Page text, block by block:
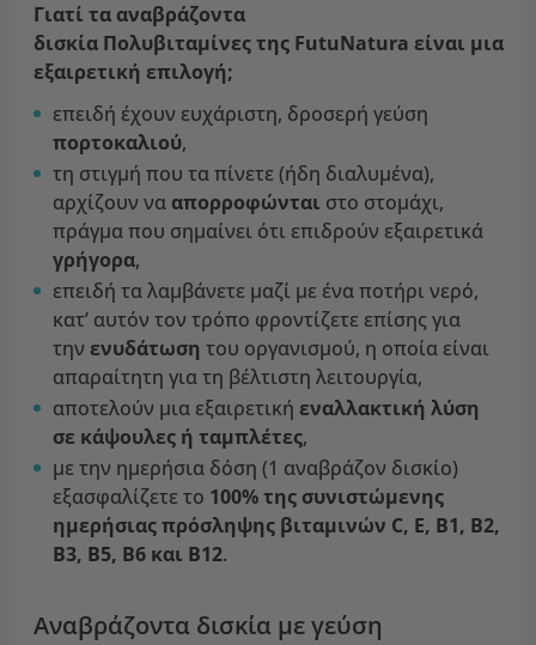
Γιατί τα αναβράζοντα
δισκία Πολυβιταμίνες της FutuNatura είναι μια
εξαιρετική επιλογή;
επειδή έχουν ευχάριστη, δροσερή γεύση
πορτοκαλιού,
τη στιγμή που τα πίνετε (ήδη διαλυμένα),
αρχίζουν να απορροφώνται στο στομάχι,
πράγμα που σημαίνει ότι επιδρούν εξαιρετικά
γρήγορα,
επειδή τα λαμβάνετε μαζί με ένα ποτήρι νερό,
κατ’ αυτόν τον τρόπο φροντίζετε επίσης για
την ενυδάτωση του οργανισμού, η οποία είναι
απαραίτητη για τη βέλτιστη λειτουργία,
αποτελούν μια εξαιρετική εναλλακτική λύση
σε κάψουλες ή ταμπλέτες,
με την ημερήσια δόση (1 αναβράζον δισκίο)
εξασφαλίζετε το 100% της συνιστώμενης
ημερήσιας πρόσληψης βιταμινών C, E, B1, B2,
B3, B5, B6 και B12.
Αναβράζοντα δισκία με γεύση